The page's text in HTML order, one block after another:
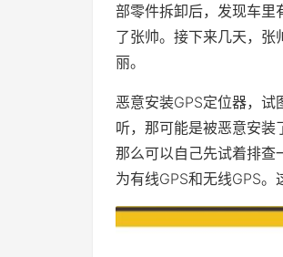
部零件拆卸后，发现车里
了张帅。接下来几天，张
丽。
恶意安装GPS定位器，
听，那可能是被恶意安装
那么可以自己先试着排查
为有线GPS和无线GPS。